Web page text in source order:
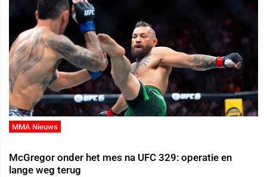
MMA Nieuws
McGregor onder het mes na UFC 329: operatie en
lange weg terug